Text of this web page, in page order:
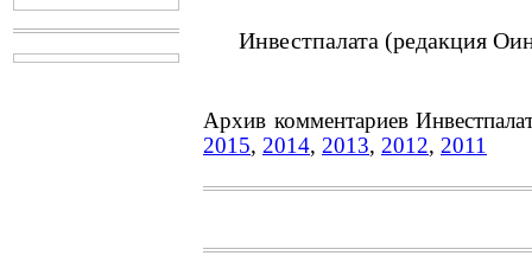
Инвестпалата (редакция
Архив комментариев
2015, 2014, 2013, 2012, 2011